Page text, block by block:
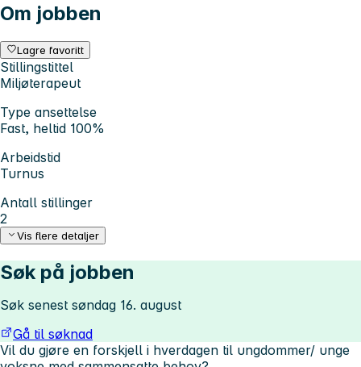
Om jobben
Lagre favoritt
Stillingstittel
Miljøterapeut
Type ansettelse
Fast, heltid 100%
Arbeidstid
Turnus
Antall stillinger
2
Vis flere detaljer
Søk på jobben
Søk senest søndag 16. august
Gå til søknad
Vil du gjøre en forskjell i hverdagen til ungdommer/ unge